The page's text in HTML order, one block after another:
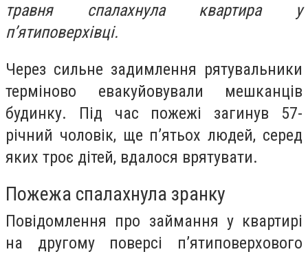
травня спалахнула квартира у
п’ятиповерхівці.
Через сильне задимлення рятувальники
терміново евакуйовували мешканців
будинку. Під час пожежі загинув 57-
річний чоловік, ще п’ятьох людей, серед
яких троє дітей, вдалося врятувати.
Пожежа спалахнула зранку
Повідомлення про займання у квартирі
на другому поверсі п’ятиповерхового